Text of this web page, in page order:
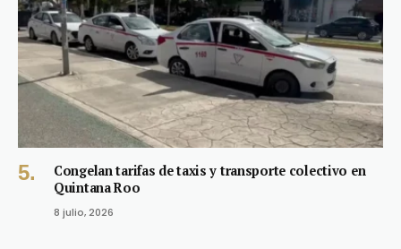
Congelan tarifas de taxis y transporte colectivo en
Quintana Roo
8 julio, 2026